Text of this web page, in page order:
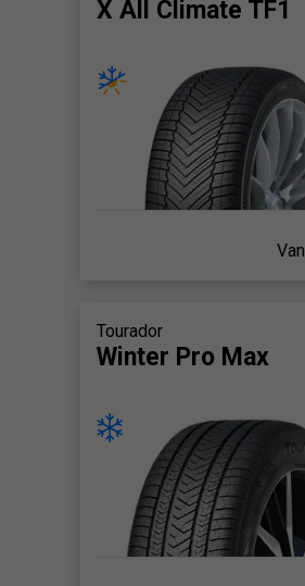
X All Climate TF1
Van
Tourador
Winter Pro Max